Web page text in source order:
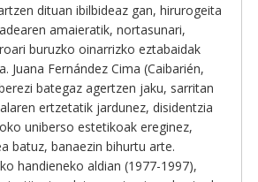
dituan ibilbideaz gan, hirurogeita
amaieratik, nortasunari,
buruzko oinarrizko eztabaidak
Juana Fernández Cima (Caibarién,
bategaz agertzen jaku, sarritan
ertzetatik jardunez, disidentzia
uniberso estetikoak ereginez,
batuz, banaezin bihurtu arte.
handieneko aldian (1977-1997),